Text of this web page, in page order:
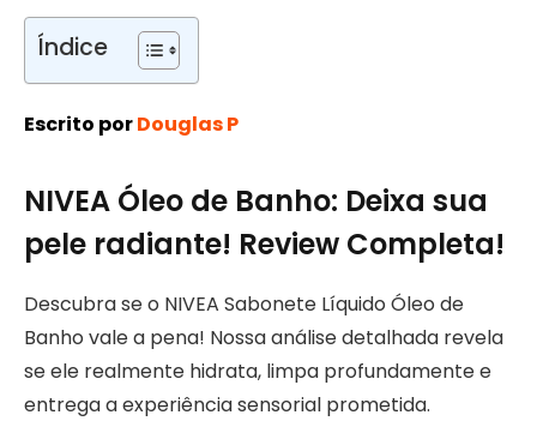
Índice
Escrito porDouglas P
NIVEA Óleo de Banho: Deixa sua
pele radiante! Review Completa!
Descubra se o NIVEA Sabonete Líquido Óleo de
Banho vale a pena! Nossa análise detalhada revela
se ele realmente hidrata, limpa profundamente e
entrega a experiência sensorial prometida.